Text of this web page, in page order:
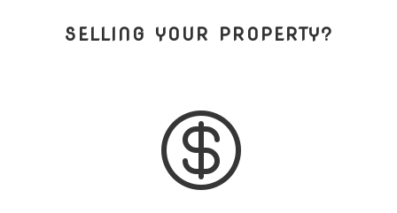
SELLING YOUR PROPERTY?
